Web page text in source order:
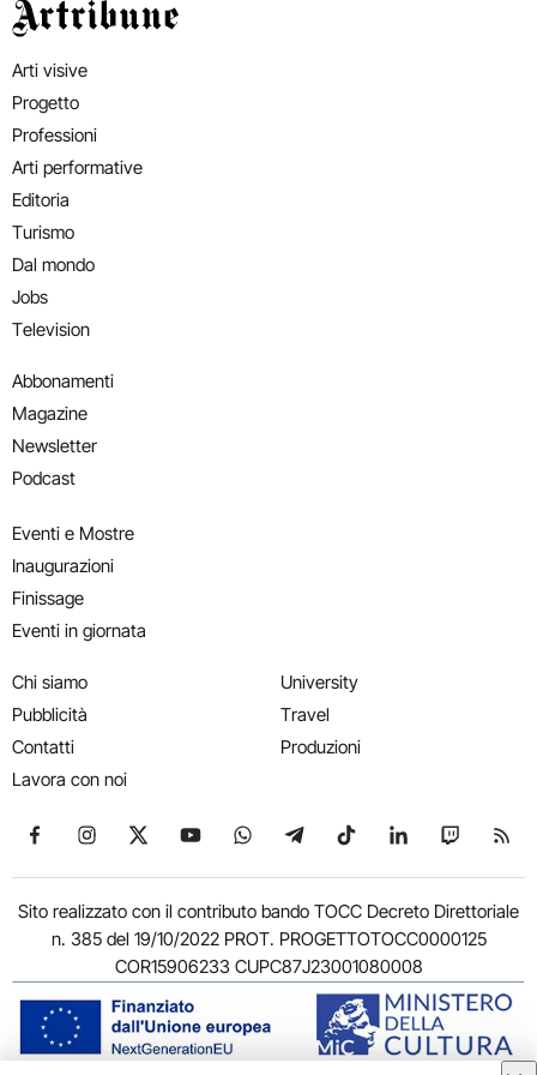
Artribune
Arti visive
Progetto
Professioni
Arti performative
Editoria
Turismo
Dal mondo
Jobs
Television
Abbonamenti
Magazine
Newsletter
Podcast
Eventi e Mostre
Inaugurazioni
Finissage
Eventi in giornata
Chi siamo
Pubblicità
Contatti
Lavora con noi
University
Travel
Produzioni
Seguici su Facebook
Seguici su Instagram
Seguici su X
Seguici su YouTube
Seguici su WhatsApp
Seguici su Telegram
Seguici su TikTok
Seguici su
Seguici
Sito realizzato con il contributo bando TOCC Decreto Direttoriale
n. 385 del 19/10/2022 PROT. PROGETTOTOCC0000125
COR15906233 CUPC87J23001080008